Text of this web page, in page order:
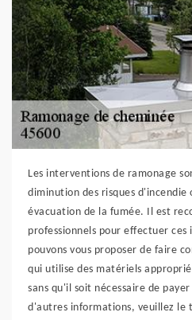
Les interventions de ramonage
diminution des risques d'incendie
évacuation de la fumée. Il est
professionnels pour effectuer
pouvons vous proposer de faire
qui utilise des matériels
sans qu'il soit nécessaire de
d'autres informations, veuillez le